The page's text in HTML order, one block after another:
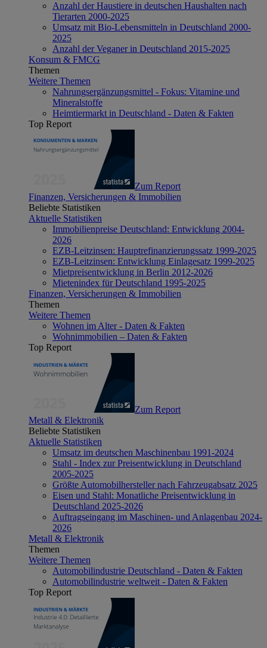
Anzahl der Haustiere in deutschen Haushalten nach
Tierarten 2000-2025
Umsatz mit Bio-Lebensmitteln in Deutschland 2000-
2025
Anzahl der Veganer in Deutschland 2015-2025
Konsum & FMCG
Themen
Weitere Themen
Nahrungsergänzungsmittel - Fokus: Vitamine und
Mineralstoffe
Heimtiermarkt in Deutschland - Daten & Fakten
Top Report
Zum Report
Finanzen, Versicherungen & Immobilien
Beliebte Statistiken
Aktuelle Statistiken
Immobilienpreise Deutschland: Entwicklung 2004-
2026
EZB-Leitzinsen: Hauptrefinanzierungssatz 1999-2025
EZB-Leitzinsen: Entwicklung Einlagesatz 1999-2025
Mietpreisentwicklung in Berlin 2012-2026
Mietenindex für Deutschland 1995-2025
Finanzen, Versicherungen & Immobilien
Themen
Weitere Themen
Wohnen im Alter - Daten & Fakten
Wohnimmobilien – Daten & Fakten
Top Report
Zum Report
Metall & Elektronik
Beliebte Statistiken
Aktuelle Statistiken
Umsatz im deutschen Maschinenbau 1991-2024
Stahl - Index zur Preisentwicklung in Deutschland
2005-2025
Größte Automobilhersteller nach Fahrzeugabsatz 2025
Eisen und Stahl: Monatliche Preisentwicklung in
Deutschland 2025-2026
Auftragseingang im Maschinen- und Anlagenbau 2024-
2026
Metall & Elektronik
Themen
Weitere Themen
Automobilindustrie Deutschland - Daten & Fakten
Automobilindustrie weltweit - Daten & Fakten
Top Report